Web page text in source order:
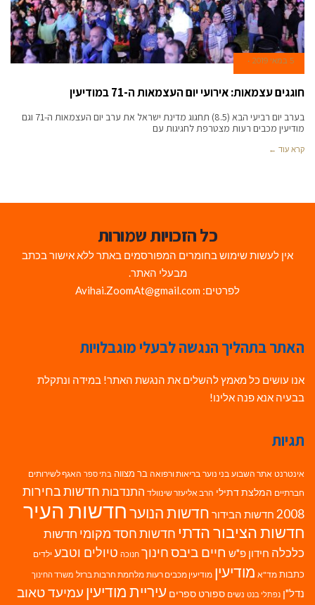
5 במאי 2019
חוגגים עצמאות: אירועי יום העצמאות ה-71 במודיעין
בערב יום רביעי הבא (8.5) תחגוג מדינת ישראל את ערב יום העצמאות ה-71 וגם
מודיעין מכבים רעות מצטרפת לחגיגות עם
קרא עוד ←
כל הזכויות שמורות
אין לעשות שימוש בחומרים המפורסמים באתר ללא אישור בכתב
מבעלי האתר.
לפרטים: Avihai.ZoomAt@gmail.com
האתר בתהליך הנגשה לבעלי מוגבלויות
אנו עושים כל מאמץ להשלים את הנגשת האתר! במידה ונתקלת
בבעיה אנא פנה אלינו!
תגיות
אינטרנט אתר השבוע בני נוער בריאות ורפואה בר מצווה בתי ספר האגף לשירותים
חברתיים המלצת דתילי הרב אליעזר שינוולד התנדבות חדשות בחירות
2008 חדשות הבידור חדשות הנוערחדשות העיר
חדשות הציבור הדתי חדשות חסד מקומי חדשות
כלכלה חידון פ"ש חיים ביבסחינוך חנוכה טיולים וטבע ילדים
כתבות מד"א מודיעין מודיעין מכבים רעות מלחמת חרבות ברזל משרד החינוך
נדל"ן נפתלי בנט נשים ספורט ספרים עיריית מודיעין עמיעד טאוב